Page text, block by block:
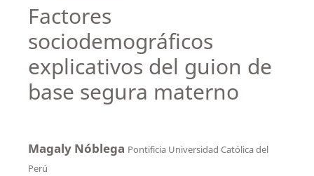
Factores
sociodemográficos
explicativos del guion de
base segura materno
Magaly Nóblega Pontificia Universidad Católica del
Perú